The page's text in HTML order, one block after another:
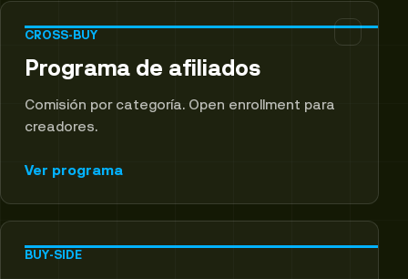
CROSS-BUY
Programa de afiliados
Comisión por categoría. Open enrollment para
creadores.
Ver programa
BUY-SIDE